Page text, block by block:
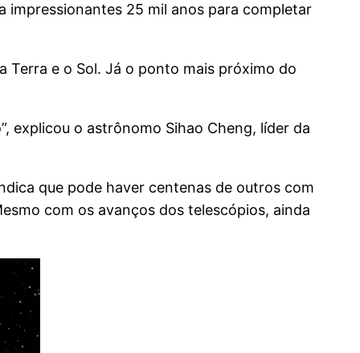
impressionantes 25 mil anos para completar
Terra e o Sol. Já o ponto mais próximo do
explicou o astrônomo Sihao Cheng, líder da
que pode haver centenas de outros com
com os avanços dos telescópios, ainda